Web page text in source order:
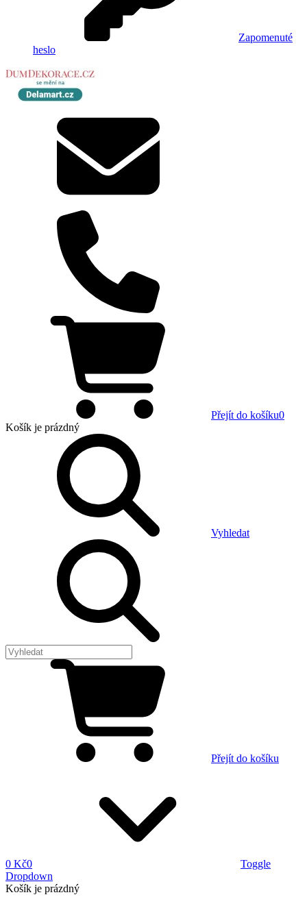
Zapomenuté
heslo
Přejít do košíku0
Košík je prázdný
Vyhledat
Přejít do košíku
0 Kč0
Toggle
Dropdown
Košík je prázdný